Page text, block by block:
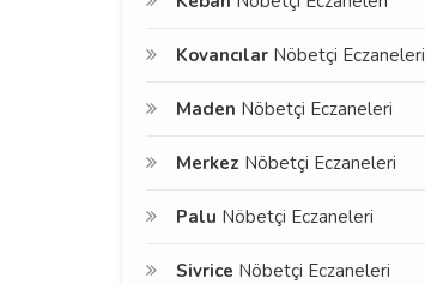
Kovancılar Nöbetçi Eczaneleri
Maden Nöbetçi Eczaneleri
Merkez Nöbetçi Eczaneleri
Palu Nöbetçi Eczaneleri
Sivrice Nöbetçi Eczaneleri